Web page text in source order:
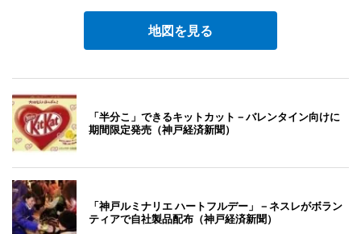
地図を見る
「半分こ」できるキットカット－バレンタイン向けに
期間限定発売（神戸経済新聞）
「神戸ルミナリエ ハートフルデー」－ネスレがボラン
ティアで自社製品配布（神戸経済新聞）